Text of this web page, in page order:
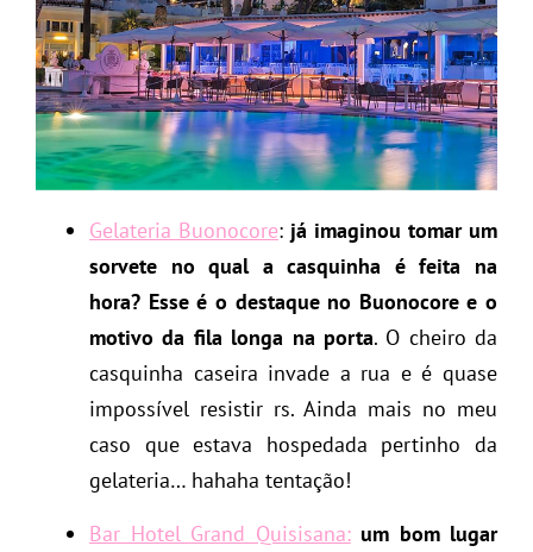
Gelateria Buonocore: já imaginou tomar um
sorvete no qual a casquinha é feita na
hora? Esse é o destaque no Buonocore e o
motivo da fila longa na porta. O cheiro da
casquinha caseira invade a rua e é quase
impossível resistir rs. Ainda mais no meu
caso que estava hospedada pertinho da
gelateria… hahaha tentação!
Bar Hotel Grand Quisisana: um bom lugar